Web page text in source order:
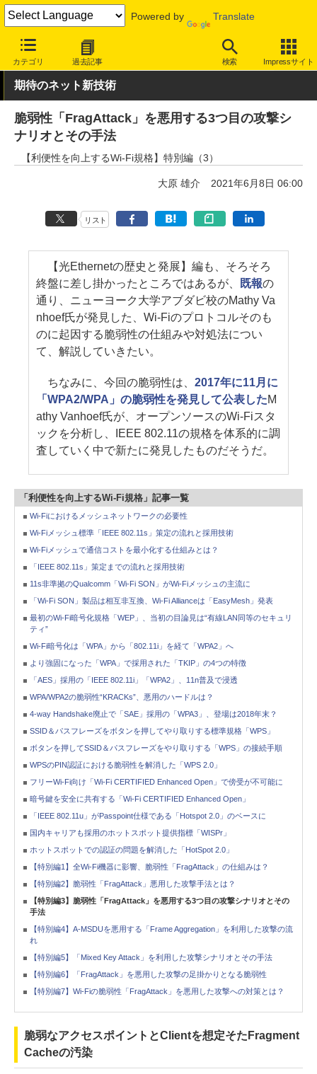
Powered by Translate
カテゴリ 過去記事 検索 Impressサイト
INTERNET Watch ハードウェア 無線LAN
期待のネット新技術
脆弱性「FragAttack」を悪用する3つ目の攻撃シ
ナリオとその手法
【利便性を向上するWi-Fi規格】特別編（3）
大原 雄介 2021年6月8日 06:00
リスト
【光Ethernetの歴史と発展】編も、そろそろ
終盤に差し掛かったところではあるが、
既報の
通り、ニューヨーク大学アブダビ校のMathy Va
nhoef氏が発見した、Wi-Fiのプロトコルそのも
のに起因する脆弱性の仕組みや対処法につい
て、解説していきたい。
ちなみに、今回の脆弱性は、2017年に11月に
「WPA2/WPA」の脆弱性を発見して公表したM
athy Vanhoef氏が、オープンソースのWi-Fiスタ
ックを分析し、IEEE 802.11の規格を体系的に調
査していく中で新たに発見したものだそうだ。
「利便性を向上するWi-Fi規格」記事一覧
Wi-Fiにおけるメッシュネットワークの必要性
Wi-Fiメッシュ標準「IEEE 802.11s」策定の流れと採用技術
Wi-Fiメッシュで通信コストを最小化する仕組みとは？
「IEEE 802.11s」策定までの流れと採用技術
11s非準拠のQualcomm「Wi-Fi SON」がWi-Fiメッシュの主流に
「Wi-Fi SON」製品は相互非互換、Wi-Fi Allianceは「EasyMesh」発表
最初のWi-Fi暗号化規格「WEP」、当初の目論見は“有線LAN同等のセキュリ
ティ”
Wi-Fi暗号化は「WPA」から「802.11i」を経て「WPA2」へ
より強固になった「WPA」で採用された「TKIP」の4つの特徴
「AES」採用の「IEEE 802.11i」「WPA2」、11n普及で浸透
WPA/WPA2の脆弱性“KRACKs”、悪用のハードルは？
4-way Handshake廃止で「SAE」採用の「WPA3」、登場は2018年末？
SSID＆パスフレーズをボタンを押してやり取りする標準規格「WPS」
ボタンを押してSSID＆パスフレーズをやり取りする「WPS」の接続手順
WPSのPIN認証における脆弱性を解消した「WPS 2.0」
フリーWi-Fi向け「Wi-Fi CERTIFIED Enhanced Open」で傍受が不可能に
暗号鍵を安全に共有する「Wi-Fi CERTIFIED Enhanced Open」
「IEEE 802.11u」がPasspoint仕様である「Hotspot 2.0」のベースに
国内キャリアも採用のホットスポット提供指標「WISPr」
ホットスポットでの認証の問題を解消した「HotSpot 2.0」
【特別編1】全Wi-Fi機器に影響、脆弱性「FragAttack」の仕組みは？
【特別編2】脆弱性「FragAttack」悪用した攻撃手法とは？
【特別編3】脆弱性「FragAttack」を悪用する3つ目の攻撃シナリオとその
手法
【特別編4】A-MSDUを悪用する「Frame Aggregation」を利用した攻撃の流
れ
【特別編5】「Mixed Key Attack」を利用した攻撃シナリオとその手法
【特別編6】「FragAttack」を悪用した攻撃の足掛かりとなる脆弱性
【特別編7】Wi-Fiの脆弱性「FragAttack」を悪用した攻撃への対策とは？
脆弱なアクセスポイントとClientを想定そたFragment
Cacheの汚染